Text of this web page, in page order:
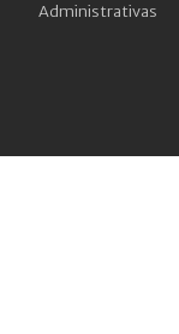
Administrativas